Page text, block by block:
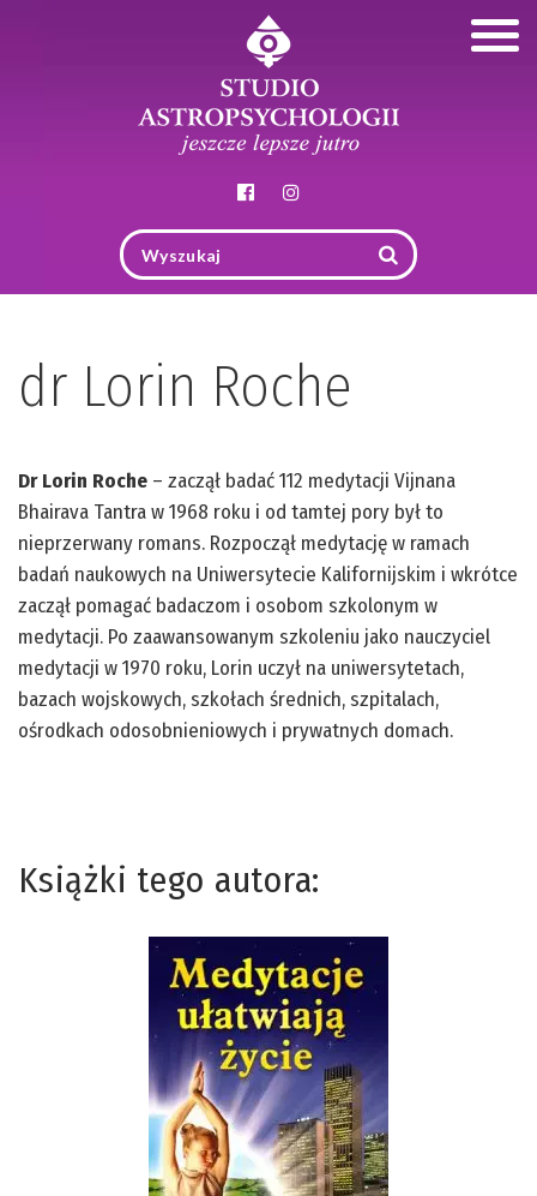
dr Lorin Roche
Dr Lorin Roche – zaczął badać 112 medytacji Vijnana
Bhairava Tantra w 1968 roku i od tamtej pory był to
nieprzerwany romans. Rozpoczął medytację w ramach
badań naukowych na Uniwersytecie Kalifornijskim i wkrótce
zaczął pomagać badaczom i osobom szkolonym w
medytacji. Po zaawansowanym szkoleniu jako nauczyciel
medytacji w 1970 roku, Lorin uczył na uniwersytetach,
bazach wojskowych, szkołach średnich, szpitalach,
ośrodkach odosobnieniowych i prywatnych domach.
Książki tego autora: